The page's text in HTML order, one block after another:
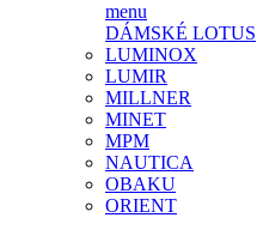
menu
DÁMSKÉ LOTUS
LUMINOX
LUMIR
MILLNER
MINET
MPM
NAUTICA
OBAKU
ORIENT